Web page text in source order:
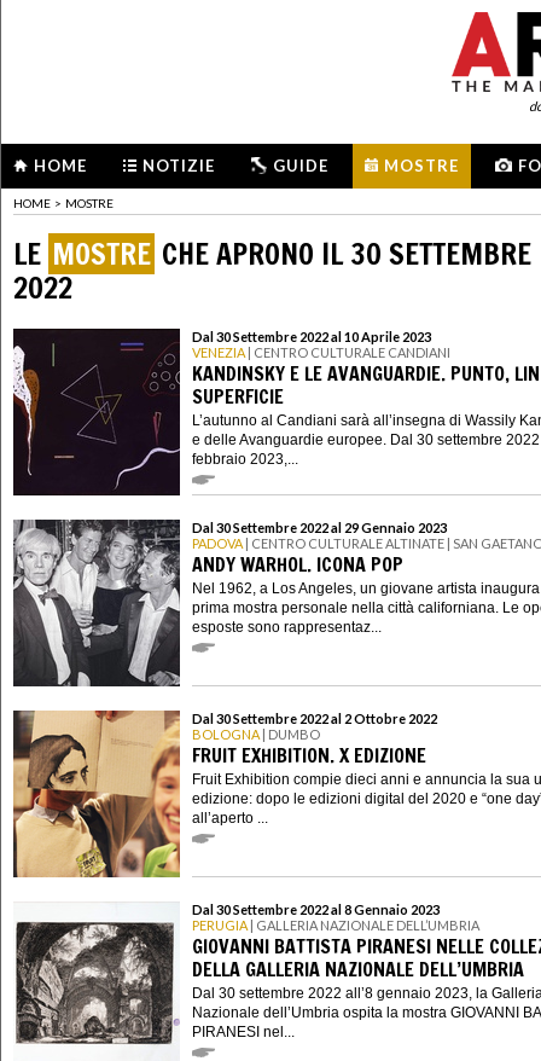
HOME NOTIZIE GUIDE MOSTRE
HOME > MOSTRE
LE MOSTRE CHE APRONO IL 30 SETTEMBRE
2022
Dal 30 Settembre 2022 al 10 Aprile 2023
VENEZIA | CENTRO CULTURALE CANDIANI
KANDINSKY E LE AVANGUARDIE. PUNTO,
SUPERFICIE
L’autunno al Candiani sarà all’insegna di Wassily
e delle Avanguardie europee. Dal 30 settembre
febbraio 2023,...
Dal 30 Settembre 2022 al 29 Gennaio 2023
PADOVA | CENTRO CULTURALE ALTINATE | SAN
ANDY WARHOL. ICONA POP
Nel 1962, a Los Angeles, un giovane artista
prima mostra personale nella città californiana. Le
esposte sono rappresentaz...
Dal 30 Settembre 2022 al 2 Ottobre 2022
BOLOGNA | DUMBO
FRUIT EXHIBITION. X EDIZIONE
Fruit Exhibition compie dieci anni e annuncia la sua
edizione: dopo le edizioni digital del 2020 e “one
all’aperto ...
Dal 30 Settembre 2022 al 8 Gennaio 2023
PERUGIA | GALLERIA NAZIONALE DELL’UMBRIA
GIOVANNI BATTISTA PIRANESI NELLE
DELLA GALLERIA NAZIONALE DELL’UMBRIA
Dal 30 settembre 2022 all’8 gennaio 2023, la
Nazionale dell’Umbria ospita la mostra GIOVANNI
PIRANESI nel...